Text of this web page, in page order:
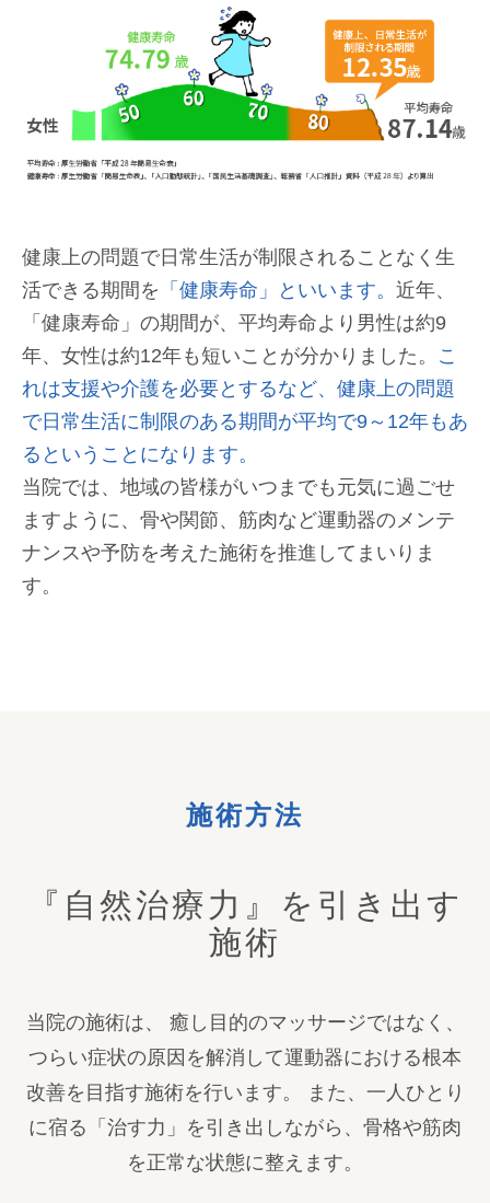
健康上の問題で日常生活が制限されることなく生
活できる期間を 「健康寿命」といいます。 近年、
「健康寿命」の期間が、平均寿命より男性は約9
年、女性は約12年も短いことが分かりました。 こ
れは支援や介護を必要とするなど、健康上の問題
で日常生活に制限のある期間が平均で9～12年もあ
るということになります。
当院では、地域の皆様がいつまでも元気に過ごせ
ますように、骨や関節、筋肉など運動器のメンテ
ナンスや予防を考えた施術を推進してまいりま
す。
施術方法
『自然治療力』を引き出す
施術
当院の施術は、 癒し目的のマッサージではなく、
つらい症状の原因を解消して運動器における根本
改善を目指す施術を行います。 また、一人ひとり
に宿る「治す力」を引き出しながら、骨格や筋肉
を正常な状態に整えます。